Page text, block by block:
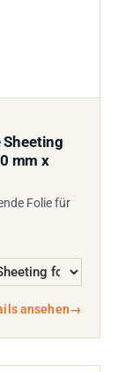
Sheeting
mm x
Folie für
ansehen→